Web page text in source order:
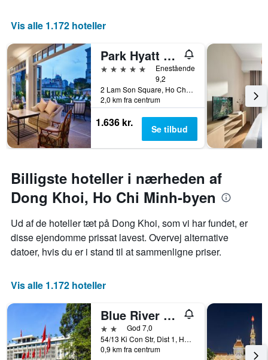
Vis alle 1.172 hoteller
Park Hyatt Saigon
5 stjerner
Enestående
9,2
2 Lam Son Square, Ho Chi Minh-byen, Vietnam
2,0 km fra centrum
1.636 kr. Se tilbud
Billigste hoteller i nærheden af
Dong Khoi, Ho Chi Minh-byen
Ud af de hoteller tæt på Dong Khoi, som vi har fundet, er
disse ejendomme prissat lavest. Overvej alternative
datoer, hvis du er i stand til at sammenligne priser.
Vis alle 1.172 hoteller
Blue River 2 Hotel
2 stjernerGod 7,0
54/13 Ki Con Str, Dist 1, Ho Chi Minh-byen, Vietnam
0,9 km fra centrum